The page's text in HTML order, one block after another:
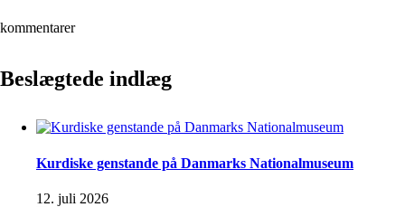
kommentarer
Beslægtede indlæg
Kurdiske genstande på Danmarks Nationalmuseum
12. juli 2026